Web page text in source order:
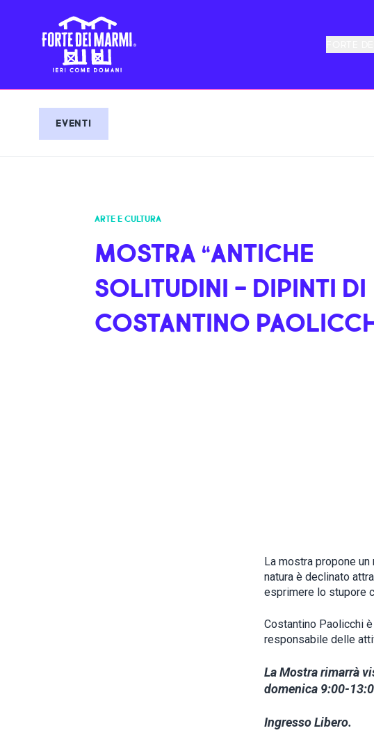
FORTE
EVENTI
ARTE E CULTURA
MOSTRA “ANTICHE
SOLITUDINI - DIPINTI DI
COSTANTINO
La mostra propone
natura è declinato
esprimere lo stupore
Costantino Paolicchi
responsabile delle
La Mostra rimarrà
domenica 9:00-
Ingresso Libero.